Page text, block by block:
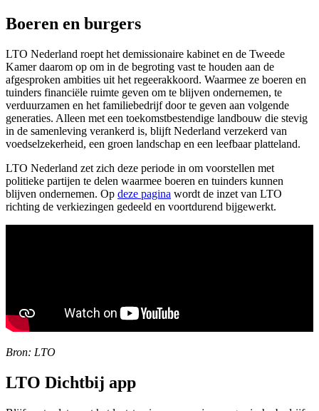
Boeren en burgers
LTO Nederland roept het demissionaire kabinet en de Tweede
Kamer daarom op om in de begroting vast te houden aan de
afgesproken ambities uit het regeerakkoord. Waarmee ze boeren en
tuinders financiële ruimte geven om te blijven ondernemen, te
verduurzamen en het familiebedrijf door te geven aan volgende
generaties. Alleen met een toekomstbestendige landbouw die stevig
in de samenleving verankerd is, blijft Nederland verzekerd van
voedselzekerheid, een groen landschap en een leefbaar platteland.
LTO Nederland zet zich deze periode in om voorstellen met
politieke partijen te delen waarmee boeren en tuinders kunnen
blijven ondernemen. Op deze pagina wordt de inzet van LTO
richting de verkiezingen gedeeld en voortdurend bijgewerkt.
Bron: LTO
LTO Dichtbij app